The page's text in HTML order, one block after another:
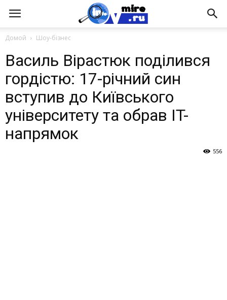
Домой Шоу-бізнес
Василь Вірастюк поділився
гордістю: 17-річний син
вступив до Київського
університету та обрав IT-
напрямок
556